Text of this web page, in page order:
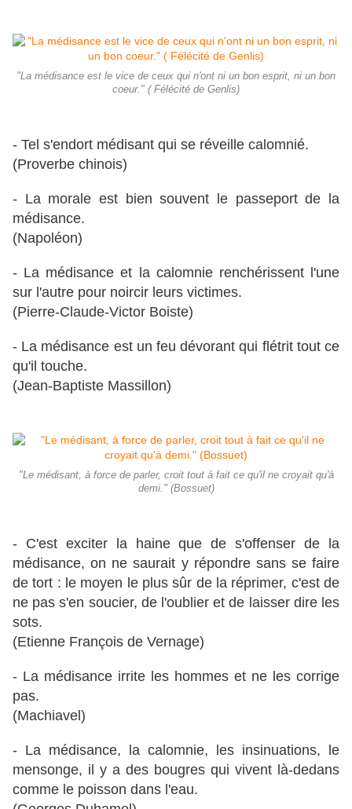
"La médisance est le vice de ceux qui n'ont ni un bon esprit, ni un bon
coeur." ( Félécité de Genlis)
- Tel s'endort médisant qui se réveille calomnié.
(Proverbe chinois)
- La morale est bien souvent le passeport de la
médisance.
(Napoléon)
- La médisance et la calomnie renchérissent l'une
sur l'autre pour noircir leurs victimes.
(Pierre-Claude-Victor Boiste)
- La médisance est un feu dévorant qui flétrit tout ce
qu'il touche.
(Jean-Baptiste Massillon)
"Le médisant, à force de parler, croit tout à fait ce qu'il ne croyait qu'à
demi." (Bossuet)
- C'est exciter la haine que de s'offenser de la
médisance, on ne saurait y répondre sans se faire
de tort : le moyen le plus sûr de la réprimer, c'est de
ne pas s'en soucier, de l'oublier et de laisser dire les
sots.
(Etienne François de Vernage)
- La médisance irrite les hommes et ne les corrige
pas.
(Machiavel)
- La médisance, la calomnie, les insinuations, le
mensonge, il y a des bougres qui vivent là-dedans
comme le poisson dans l'eau.